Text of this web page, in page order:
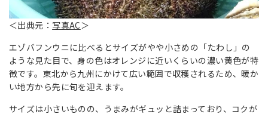
＜出典元： 写真AC＞
エゾバフンウニに比べるとサイズがやや小さめの「たわし」の
ような見た目で、身の色はオレンジに近いくらいの濃い黄色が特
徴です。東北から九州にかけて広い範囲で収穫されるため、暖か
い地方から先に旬を迎えます。
サイズは小さいものの、うまみがギュッと詰まっており、コクが